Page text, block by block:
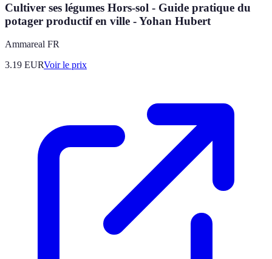
Cultiver ses légumes Hors-sol - Guide pratique du
potager productif en ville - Yohan Hubert
Ammareal FR
3.19 EURVoir le prix